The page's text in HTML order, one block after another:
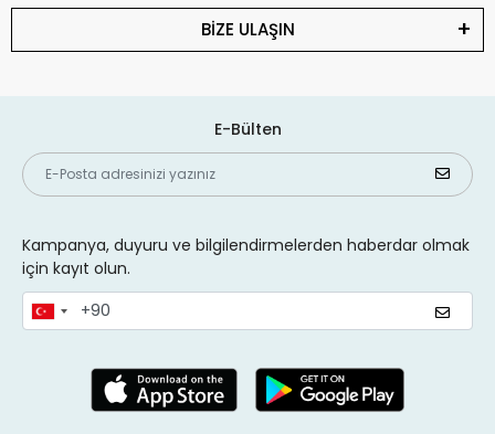
BİZE ULAŞIN
E-Bülten
Kampanya, duyuru ve bilgilendirmelerden haberdar olmak
için kayıt olun.